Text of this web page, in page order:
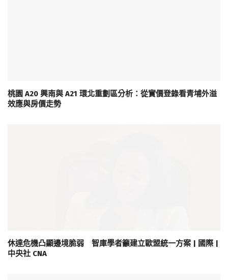
桃園 A20 興南與 A21 環北重劃區分析：從實價登錄看青埔外溢
效應與房價走勢
休達危機凸顯邊境脆弱 智庫學者籲建立歐盟統一方案 | 國際 |
中央社 CNA